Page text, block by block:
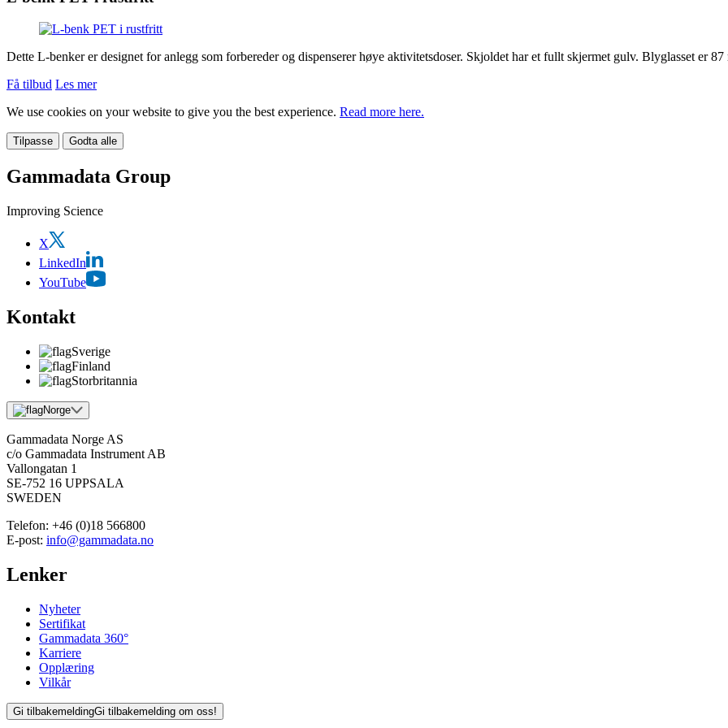
Dette L-benker er designet for anlegg som forbereder og dispenserer høye aktivitetsdoser. Skjoldet har et fullt skjermet gulv. Blyglasset er 87
Få tilbud Les mer
We use cookies on your website to give you the best experience. Read more here.
Tilpasse Godta alle
Gammadata Group
Improving Science
X
LinkedIn
YouTube
Kontakt
Sverige
Finland
Storbritannia
Norge
Gammadata Norge AS
c/o Gammadata Instrument AB
Vallongatan 1
SE-752 16 UPPSALA
SWEDEN
Telefon: +46 (0)18 566800
E-post: info@gammadata.no
Lenker
Nyheter
Sertifikat
Gammadata 360°
Karriere
Opplæring
Vilkår
Gi tilbakemeldingGi tilbakemelding om oss!